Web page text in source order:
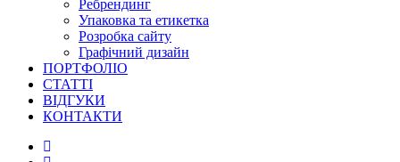
Ребрендинг
Упаковка та етикетка
Розробка сайту
Графічний дизайн
ПОРТФОЛІО
СТАТТІ
ВІДГУКИ
КОНТАКТИ